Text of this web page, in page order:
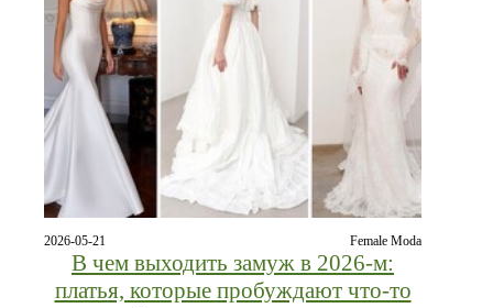
2026-05-21 Female Moda
В чем выходить замуж в 2026-м:
платья, которые пробуждают что-то